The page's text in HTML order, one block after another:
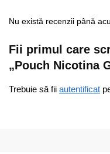
Nu există recenzii până
Fii primul care
„Pouch Nicotina
Trebuie să fii autentificat